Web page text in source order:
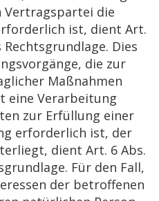
Vertragspartei die
ist, dient Art.
Rechtsgrundlage. Dies
die zur
Maßnahmen
eine Verarbeitung
zur Erfüllung einer
erforderlich ist, der
dient Art. 6 Abs.
Für den Fall,
der betroffenen